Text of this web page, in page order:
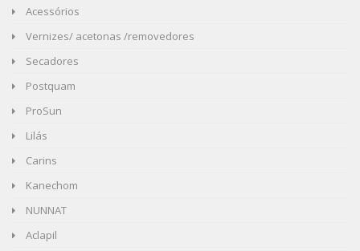
Acessórios
Vernizes/ acetonas /removedores
Secadores
Postquam
ProSun
Lilás
Carins
Kanechom
NUNNAT
Aclapil